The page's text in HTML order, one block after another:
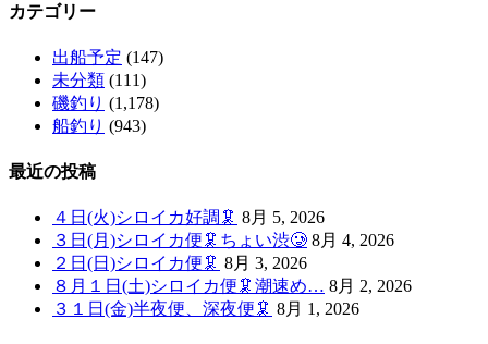
カテゴリー
出船予定 (147)
未分類 (111)
磯釣り (1,178)
船釣り (943)
最近の投稿
４日(火)シロイカ好調🦑 8月 5, 2026
３日(月)シロイカ便🦑ちょい渋🥲 8月 4, 2026
２日(日)シロイカ便🦑 8月 3, 2026
８月１日(土)シロイカ便🦑潮速め… 8月 2, 2026
３１日(金)半夜便、深夜便🦑 8月 1, 2026